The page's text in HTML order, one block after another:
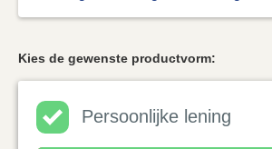
Kies de gewenste productvorm:
Persoonlijke lening